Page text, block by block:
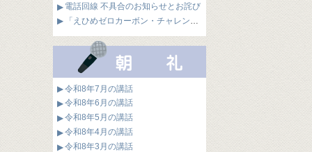
電話回線 不具合のお知らせとお詫び
「えひめゼロカーボン・チャレンジ企業」に認定されました
令和8年7月の講話
令和8年6月の講話
令和8年5月の講話
令和8年4月の講話
令和8年3月の講話